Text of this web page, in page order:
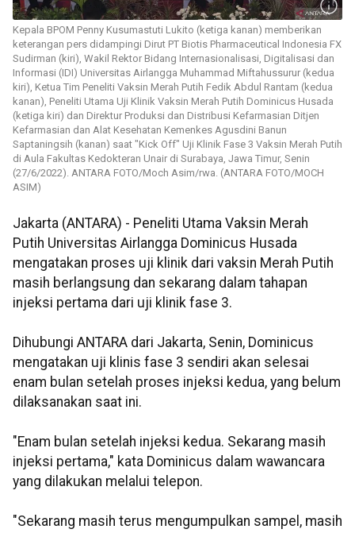
Kepala BPOM Penny Kusumastuti Lukito (ketiga kanan) memberikan
keterangan pers didampingi Dirut PT Biotis Pharmaceutical Indonesia FX
Sudirman (kiri), Wakil Rektor Bidang Internasionalisasi, Digitalisasi dan
Informasi (IDI) Universitas Airlangga Muhammad Miftahussurur (kedua
kiri), Ketua Tim Peneliti Vaksin Merah Putih Fedik Abdul Rantam (kedua
kanan), Peneliti Utama Uji Klinik Vaksin Merah Putih Dominicus Husada
(ketiga kiri) dan Direktur Produksi dan Distribusi Kefarmasian Ditjen
Kefarmasian dan Alat Kesehatan Kemenkes Agusdini Banun
Saptaningsih (kanan) saat "Kick Off" Uji Klinik Fase 3 Vaksin Merah Putih
di Aula Fakultas Kedokteran Unair di Surabaya, Jawa Timur, Senin
(27/6/2022). ANTARA FOTO/Moch Asim/rwa. (ANTARA FOTO/MOCH
ASIM)
Jakarta (ANTARA) - Peneliti Utama Vaksin Merah
Putih Universitas Airlangga Dominicus Husada
mengatakan proses uji klinik dari vaksin Merah Putih
masih berlangsung dan sekarang dalam tahapan
injeksi pertama dari uji klinik fase 3.
Dihubungi ANTARA dari Jakarta, Senin, Dominicus
mengatakan uji klinis fase 3 sendiri akan selesai
enam bulan setelah proses injeksi kedua, yang belum
dilaksanakan saat ini.
"Enam bulan setelah injeksi kedua. Sekarang masih
injeksi pertama," kata Dominicus dalam wawancara
yang dilakukan melalui telepon.
"Sekarang masih terus mengumpulkan sampel, masih